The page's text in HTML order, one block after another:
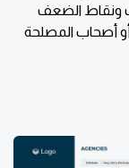
ونقاط الضعف
أو أصحاب المصلحة